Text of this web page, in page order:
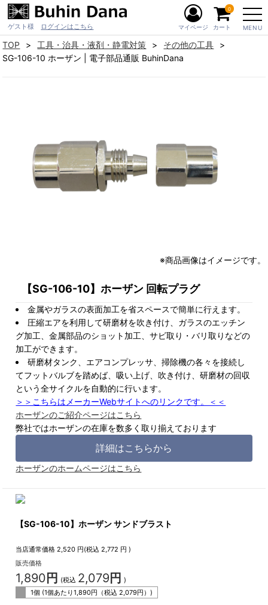
ゲスト様 ログインはこちら MENU
マイページ カート
0
TOP 工具・治具・液剤・静電対策
その他の工具
SG-106-10 ホーザン | 電子部品通販 BuhinDana
※商品画像はイメージです。
【SG-106-10】ホーザン 回転プラグ
金属やガラスの表面加工を省スペースで簡単に行えます。
圧縮エアを利用して研磨材を吹き付け、ガラスのエッチン
グ加工、金属部品のショット加工、サビ取り・バリ取りなどの
加工ができます。
研磨材タンク、エアコンプレッサ、掃除機の各々を接続し
てフットバルブを踏めば、吸い上げ、吹き付け、研磨材の回収
という全サイクルを自動的に行います。
＞＞こちらはメーカーWebサイトへのリンクです。＜＜
ホーザンのご紹介ページはこちら
弊社ではホーザンの在庫を数多く取り揃えております
詳細はこちらから
ホーザンのホームページはこちら
【SG-106-10】ホーザン サンドブラスト
当店通常価格 2,520 円(税込2,772 円 )
販売価格
1,890 円 (税込 2,079円 )
1個 (1個あたり1,890円（税込2,079円）)